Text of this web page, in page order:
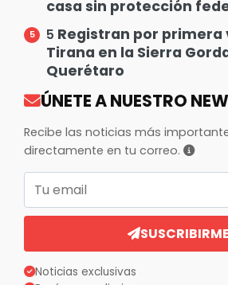
casa sin protección
5 Registran por primera
Tirana en la Sierra
Querétaro
ÚNETE A NUESTRO
Recibe las noticias más
directamente en tu correo.
Correo electrónico
SUSCRIBIRME
Noticias exclusivas